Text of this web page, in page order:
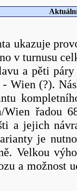
ukazuje
v turnusu
a pěti
Wien (?).
Wien řadou
a jejich
je
Velkou
a možnost